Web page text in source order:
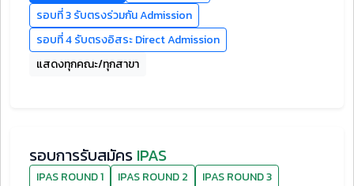
รอบที่ 3 รับตรงร่วมกัน Admission
รอบที่ 4 รับตรงอิสระ Direct Admission
แสดงทุกคณะ/ทุกสาขา
รอบการรับสมัคร IPAS
IPAS ROUND 1 IPAS ROUND 2
IPAS ROUND 3